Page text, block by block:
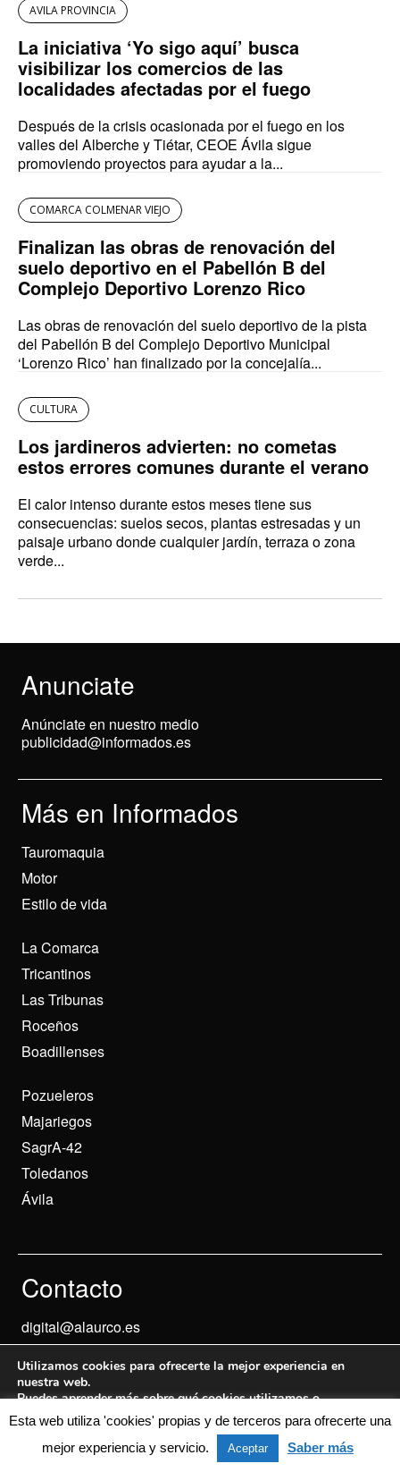
AVILA PROVINCIA
La iniciativa ‘Yo sigo aquí’ busca
visibilizar los comercios de las
localidades afectadas por el fuego
Después de la crisis ocasionada por el fuego en los
valles del Alberche y Tiétar, CEOE Ávila sigue
promoviendo proyectos para ayudar a la...
COMARCA COLMENAR VIEJO
Finalizan las obras de renovación del
suelo deportivo en el Pabellón B del
Complejo Deportivo Lorenzo Rico
Las obras de renovación del suelo deportivo de la pista
del Pabellón B del Complejo Deportivo Municipal
‘Lorenzo Rico’ han finalizado por la concejalía...
CULTURA
Los jardineros advierten: no cometas
estos errores comunes durante el verano
El calor intenso durante estos meses tiene sus
consecuencias: suelos secos, plantas estresadas y un
paisaje urbano donde cualquier jardín, terraza o zona
verde...
Anunciate
Anúnciate en nuestro medio
publicidad@informados.es
Más en Informados
Tauromaquia
Motor
Estilo de vida
La Comarca
Tricantinos
Las Tribunas
Roceños
Boadillenses
Pozueleros
Majariegos
SagrA-42
Toledanos
Ávila
Contacto
digital@alaurco.es
© 2024 Informados Aviso Legal
Esta web utiliza 'cookies' propias y de terceros para ofrecerte una
mejor experiencia y servicio.
Aceptar Saber más
Utilizamos cookies para ofrecerte la mejor experiencia en
nuestra web.
Puedes aprender más sobre qué cookies utilizamos o
desactivarlas en losajustes.
Aceptar